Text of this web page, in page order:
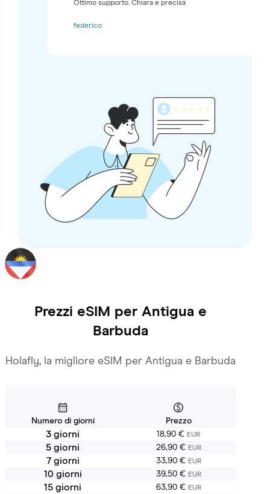
Ottimo supporto. Chiara e precisa
federico
Prezzi eSIM per Antigua e
Barbuda
Holafly, la migliore eSIM per Antigua e Barbuda
Numero di giorni Prezzo
3 giorni 18,90 € EUR
5 giorni 26,90 € EUR
7 giorni 33,90 € EUR
10 giorni 39,50 € EUR
15 giorni 63,90 € EUR